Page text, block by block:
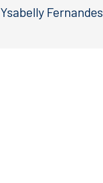
Ysabelly Fernandes